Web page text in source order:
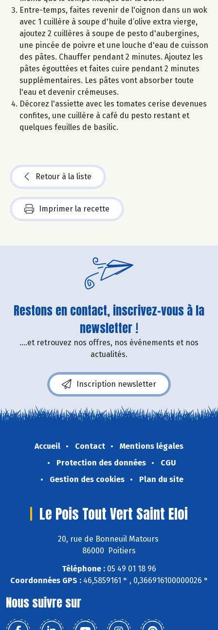
Entre-temps, faites revenir de l'oignon dans un wok
avec 1 cuillère à soupe d'huile d’olive extra vierge,
ajoutez 2 cuillères à soupe de pesto d'aubergines,
une pincée de poivre et une louche d'eau de cuisson
des pâtes. Chauffer pendant 2 minutes. Ajoutez les
pâtes égouttées et faites cuire pendant 2 minutes
supplémentaires. Les pâtes vont absorber toute
l'eau et devenir crémeuses.
Décorez l'assiette avec les tomates cerise devenues
confites, une cuillère à café du pesto restant et
quelques feuilles de basilic.
Retour à la liste
Imprimer la recette
Restons en contact, inscrivez-vous à la
newsletter !
....et retrouvez nos offres, nos événements et nos
actualités.
Inscription newsletter
Accueil Contact
Mentions légales
Protection des données
CGU
Gestion des cookies
Plan du site
Le Pois Tout Vert Saint Eloi
20, rue de Bonneuil Matours
86000 Poitiers
Téléphone : 05 49 01 18 96
Coordonnées GPS :46,5859161 ° , 0,366916100000026 °
Nous suivre sur